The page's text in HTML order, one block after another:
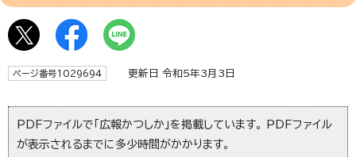
ページ番号1029694 更新日 令和5年3月3日
PDFファイルで「広報かつしか」を掲載しています。 PDFファイル
が表示されるまでに多少時間がかかります。